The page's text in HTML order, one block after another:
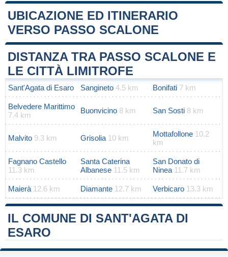
UBICAZIONE ED ITINERARIO
VERSO PASSO SCALONE
+
−
Leaflet|Map data ©OpenStreetMap
DISTANZA TRA PASSO SCALONE E
LE CITTÀ LIMITROFE
Sant'Agata di Esaro Sangineto 4.5 km Bonifati 7 km
Belvedere Marittimo
7.4 km
Buonvicino 8 km San Sosti 8 km
Malvito 9.3 km Grisolia 10 km Mottafollone 10.2
km
Fagnano Castello
11.3 km
Santa Caterina
Albanese 11.5 km
San Donato di
Ninea 11.7 km
Maierà 12.6 km Diamante 12.7 km Verbicaro 13.3 km
IL COMUNE DI SANT'AGATA DI
ESARO